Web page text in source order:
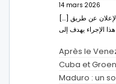
14 mars 2026
[…] الإعلان عن طريق Ahmed Abdel-Latifسفير مصر بالرباط.
Après le
Cuba et
Maduro : un